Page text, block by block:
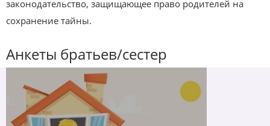
законодательство, защищающее право родителей на
сохранение тайны.
Анкеты братьев/сестер